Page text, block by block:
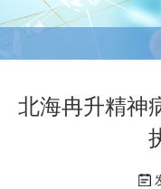
北海冉升精神